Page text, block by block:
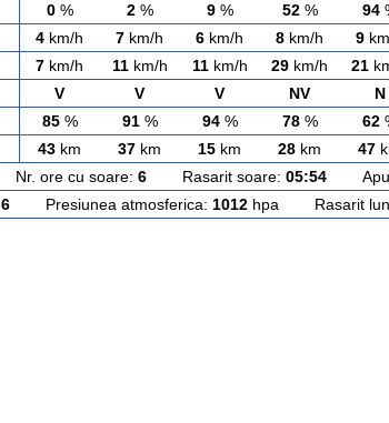
0% 2% 9% 52% 94
4 km/h 7 km/h 6 km/h 8 km/h 9
7 km/h 11km/h 11km/h 29 km/h 21
V V V NV N
85% 91% 94% 78% 62
43 km 37 km 15 km 28 km 47
Nr. ore cu soare: 6 Rasarit soare: 05:54 Apus
6Presiunea atmosferica: 1012hpa Rasarit